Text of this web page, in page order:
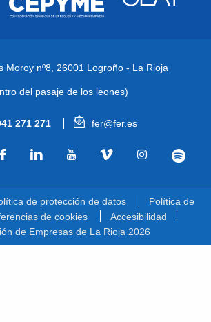
Moroy nº8, 26001 Logroño - La Rioja
del pasaje de los leones)
271 271 fer@fer.es
de protección de datos
Política de
de cookies
Accesibilidad
de Empresas de La Rioja 2026